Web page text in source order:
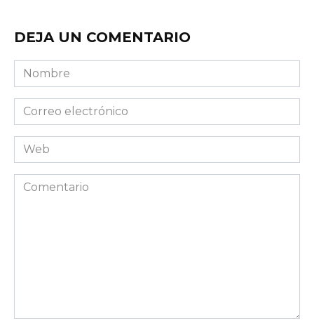
DEJA UN COMENTARIO
Nombre
Correo
electrónico
Web
Comentario